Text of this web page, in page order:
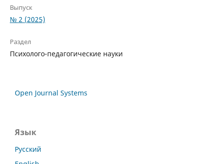
Выпуск
№ 2 (2025)
Раздел
Психолого-педагогические науки
Open Journal Systems
Язык
Русский